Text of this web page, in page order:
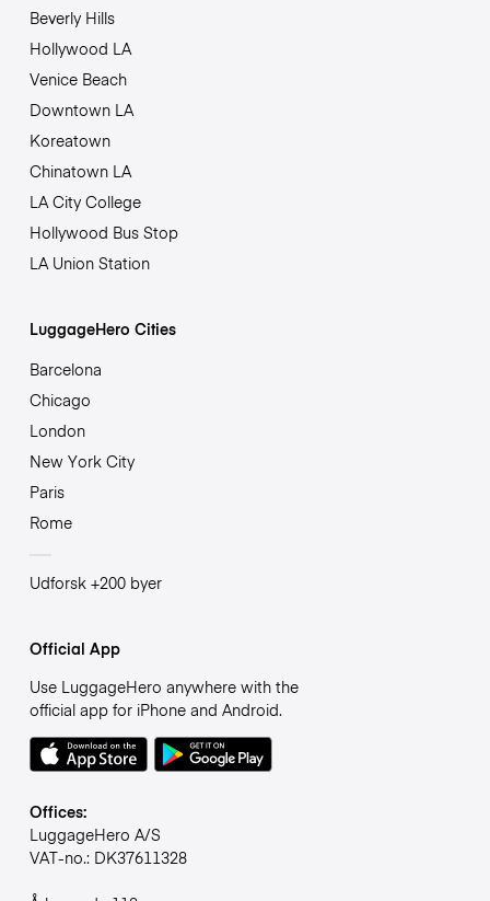
Beverly Hills
Hollywood LA
Venice Beach
Downtown LA
Koreatown
Chinatown LA
LA City College
Hollywood Bus Stop
LA Union Station
LuggageHero Cities
Barcelona
Chicago
London
New York City
Paris
Rome
Udforsk +200 byer
Official App
Use LuggageHero anywhere with the
official app for iPhone and Android.
Offices:
LuggageHero A/S
VAT-no.: DK37611328